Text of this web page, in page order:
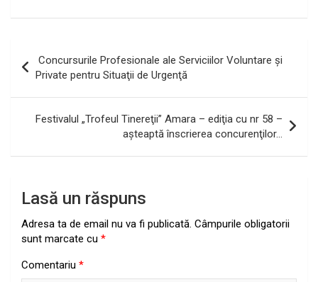
în
articole
Concursurile Profesionale ale Serviciilor Voluntare şi
Private pentru Situaţii de Urgenţă
Festivalul „Trofeul Tinereţii” Amara – ediţia cu nr 58 –
aşteaptă înscrierea concurenţilor…
Lasă un răspuns
Adresa ta de email nu va fi publicată. Câmpurile obligatorii
sunt marcate cu *
Comentariu *